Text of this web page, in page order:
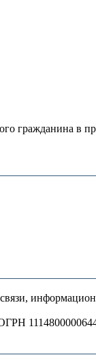
гражданина в